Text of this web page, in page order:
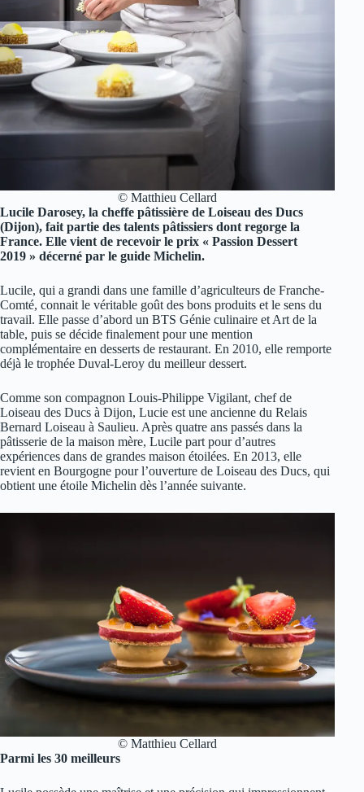
© Matthieu Cellard
Lucile Darosey, la cheffe pâtissière de Loiseau des Ducs
(Dijon), fait partie des talents pâtissiers dont regorge la
France. Elle vient de recevoir le prix « Passion Dessert
2019 » décerné par le guide Michelin.
Lucile, qui a grandi dans une famille d’agriculteurs de Franche-
Comté, connait le véritable goût des bons produits et le sens du
travail. Elle passe d’abord un BTS Génie culinaire et Art de la
table, puis se décide finalement pour une mention
complémentaire en desserts de restaurant. En 2010, elle remporte
déjà le trophée Duval-Leroy du meilleur dessert.
Comme son compagnon Louis-Philippe Vigilant, chef de
Loiseau des Ducs à Dijon, Lucie est une ancienne du Relais
Bernard Loiseau à Saulieu. Après quatre ans passés dans la
pâtisserie de la maison mère, Lucile part pour d’autres
expériences dans de grandes maison étoilées. En 2013, elle
revient en Bourgogne pour l’ouverture de Loiseau des Ducs, qui
obtient une étoile Michelin dès l’année suivante.
© Matthieu Cellard
Parmi les 30 meilleurs